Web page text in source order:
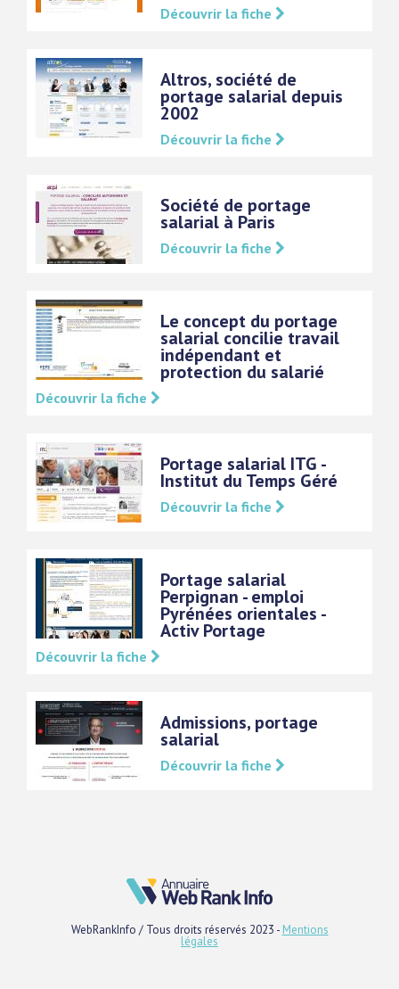
Découvrir la fiche
Altros, société de
portage salarial depuis
2002
Découvrir la fiche
Société de portage
salarial à Paris
Découvrir la fiche
Le concept du portage
salarial concilie travail
indépendant et
protection du salarié
Découvrir la fiche
Portage salarial ITG -
Institut du Temps Géré
Découvrir la fiche
Portage salarial
Perpignan - emploi
Pyrénées orientales -
Activ Portage
Découvrir la fiche
Admissions, portage
salarial
Découvrir la fiche
WebRankInfo / Tous droits réservés 2023 - Mentions
légales